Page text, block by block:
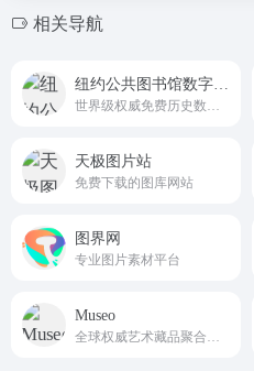
相关导航
天极图片站
免费下载的图库网站
图界网
专业图片素材平台
Museo